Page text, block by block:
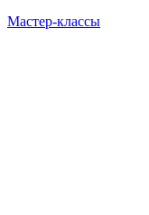
Мастер-классы